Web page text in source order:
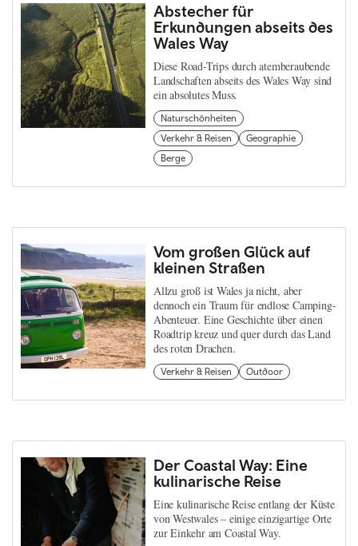
Abstecher für
Erkundungen abseits des
Wales Way
Diese Road-Trips durch atemberaubende
Landschaften abseits des Wales Way sind
ein absolutes Muss.
Naturschönheiten
Verkehr & Reisen
Geographie
Berge
Vom großen Glück auf
kleinen Straßen
Allzu groß ist Wales ja nicht, aber
dennoch ein Traum für endlose Camping-
Abenteuer. Eine Geschichte über einen
Roadtrip kreuz und quer durch das Land
des roten Drachen.
Verkehr & Reisen Outdoor
Der Coastal Way: Eine
kulinarische Reise
Eine kulinarische Reise entlang der Küste
von Westwales – einige einzigartige Orte
zur Einkehr am Coastal Way.